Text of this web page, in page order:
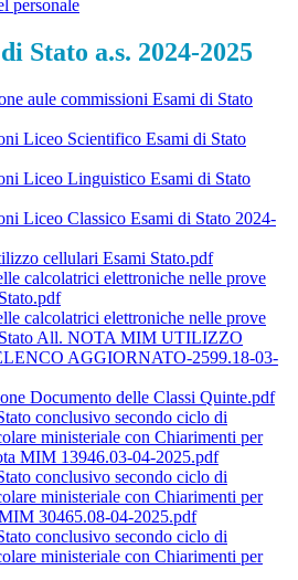
personale
Stato a.s. 2024-2025
aule commissioni Esami di Stato
Liceo Scientifico Esami di Stato
Liceo Linguistico Esami di Stato
Liceo Classico Esami di Stato 2024-
cellulari Esami Stato.pdf
calcolatrici elettroniche nelle prove
calcolatrici elettroniche nelle prove
Stato All. NOTA MIM UTILIZZO
AGGIORNATO-2599.18-03-
Documento delle Classi Quinte.pdf
conclusivo secondo ciclo di
ministeriale con Chiarimenti per
MIM 13946.03-04-2025.pdf
conclusivo secondo ciclo di
ministeriale con Chiarimenti per
30465.08-04-2025.pdf
conclusivo secondo ciclo di
ministeriale con Chiarimenti per